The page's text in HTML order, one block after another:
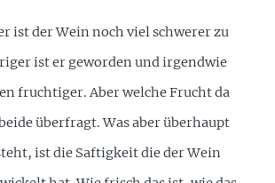
ist der Wein noch viel schwerer zu
ist er geworden und irgendwie
fruchtiger. Aber welche Frucht da
überfragt. Was aber überhaupt
ist die Saftigkeit die der Wein